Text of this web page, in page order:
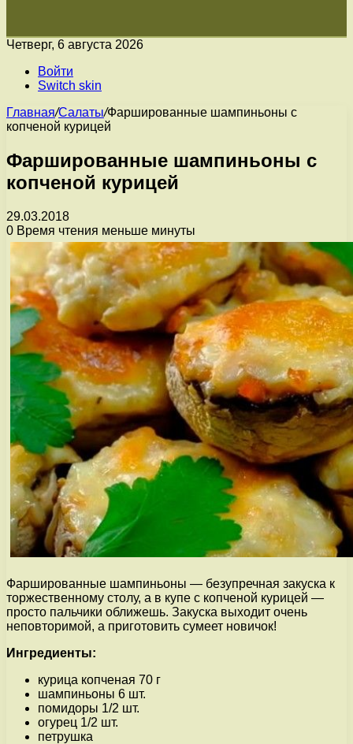
Четверг, 6 августа 2026
Войти
Switch skin
Главная/Салаты/Фаршированные шампиньоны с
копченой курицей
Фаршированные шампиньоны с
копченой курицей
29.03.2018
0 Время чтения меньше минуты
Фаршированные шампиньоны — безупречная закуска к
торжественному столу, а в купе с копченой курицей —
просто пальчики оближешь. Закуска выходит очень
неповторимой, а приготовить сумеет новичок!
Ингредиенты:
курица копченая 70 г
шампиньоны 6 шт.
помидоры 1/2 шт.
огурец 1/2 шт.
петрушка